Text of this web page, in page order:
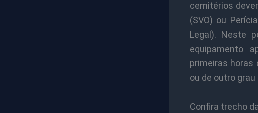
cemitérios
(SVO) ou
Legal). Neste
equipamento
primeiras horas
ou de outro grau
Confira trecho